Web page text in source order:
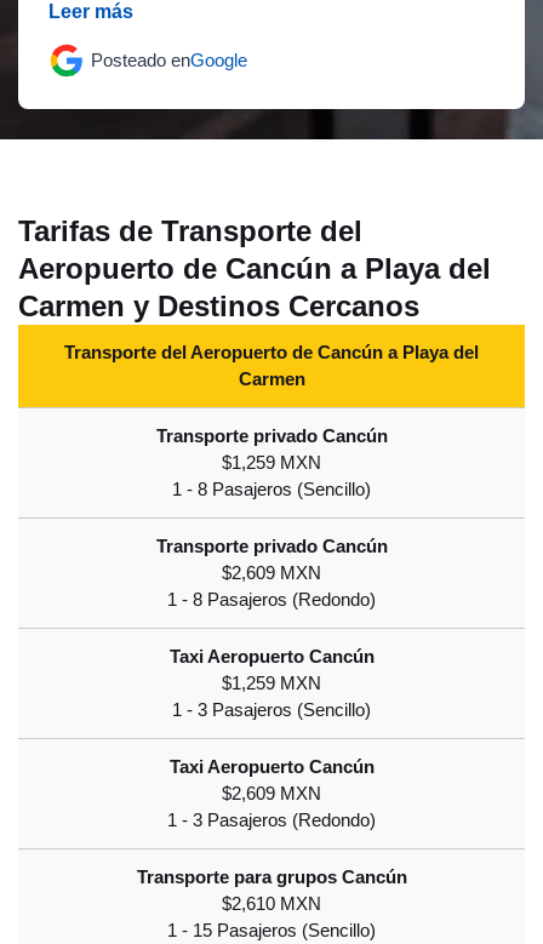
Leer más
Posteado enGoogle
Tarifas de Transporte del
Aeropuerto de Cancún a Playa del
Carmen y Destinos Cercanos
Transporte del Aeropuerto de Cancún a Playa del
Carmen
$1,259 MXN
$2,609 MXN
$1,259 MXN
$2,609 MXN
$2,610 MXN